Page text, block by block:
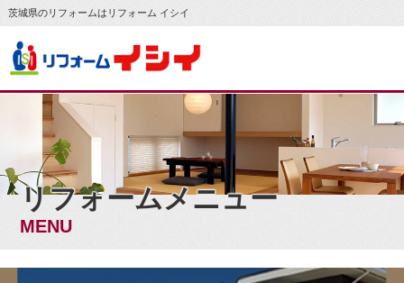
茨城県のリフォームはリフォーム イシイ
リフォームメニュー
MENU